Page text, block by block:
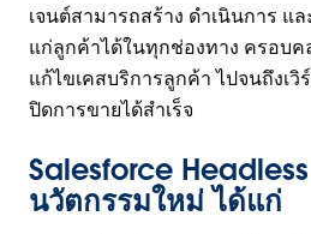
เจนต์สามารถสร้าง ดำเนินการ
แก่ลูกค้าได้ในทุกช่องทาง ครอบ
แก้ไขเคสบริการลูกค้า ไปจนถึงเ
ปิดการขายได้สำเร็จ
Salesforce
นวัตกรรมใหม่ ได้แก่